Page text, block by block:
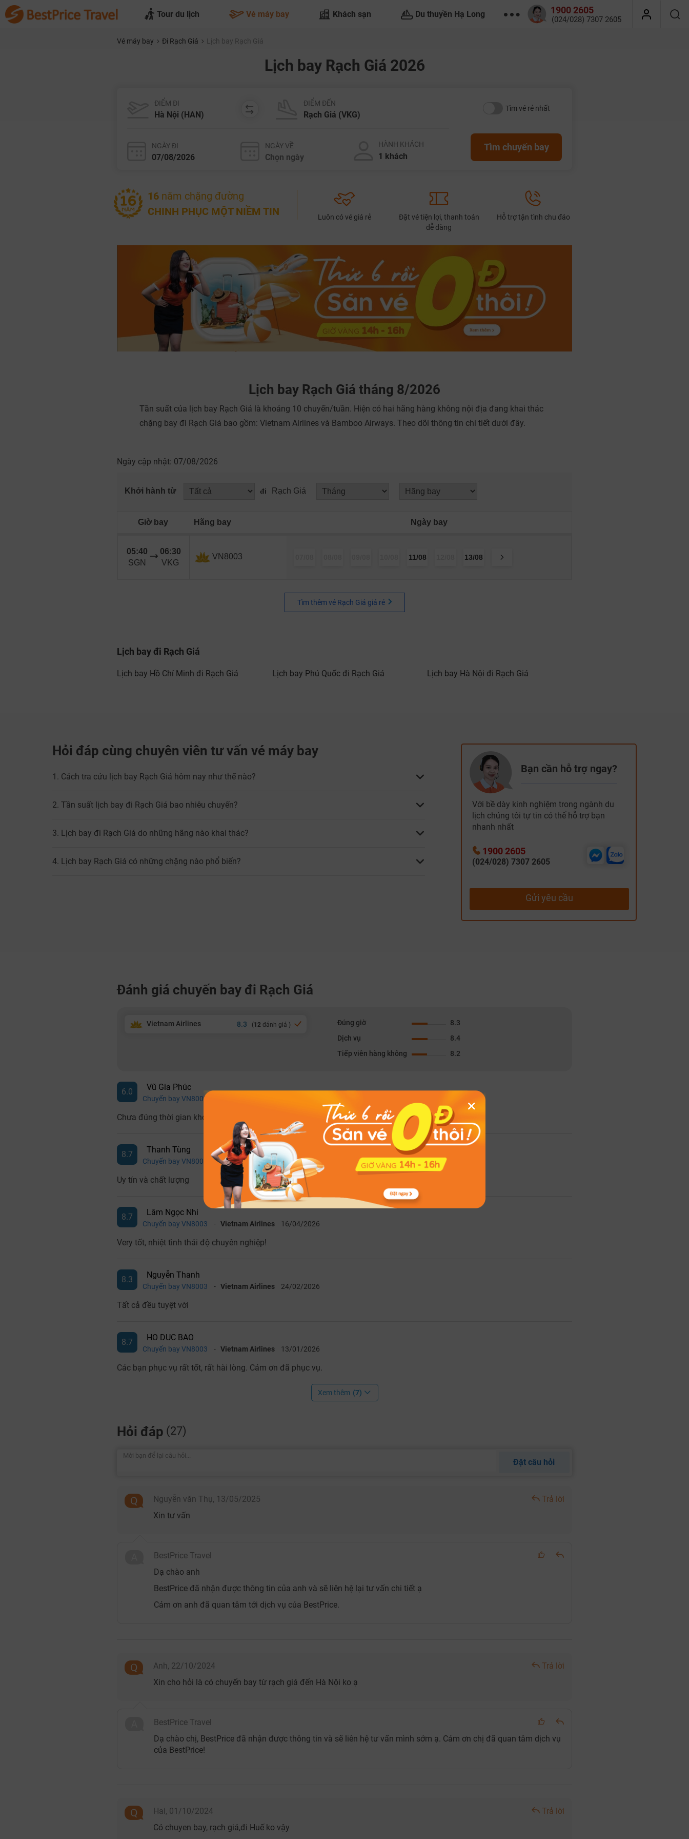
Tour du lịch Vé máy bay Khách sạn Du thuyền Hạ Long 1900 2605
(024/028) 7307 2605
Vé máy bay Đi Rạch Giá Lịch bay Rạch Giá
Lịch bay Rạch Giá 2026
ĐIỂM ĐI ĐIỂM ĐẾN
NGÀY ĐI NGÀY VỀ HÀNH KHÁCH
Tìm vé rẻ nhất
Tìm chuyến bay
16 năm chặng đường
CHINH PHỤC MỘT NIỀM TIN
Luôn có vé giá rẻ
Đặt vé tiện lợi, thanh toán
dễ dàng
Hỗ trợ tận tình chu đáo
Lịch bay Rạch Giá tháng 8/2026
Tần suất của lịch bay Rạch Giá là khoảng 10 chuyến/tuần. Hiện có hai hãng hàng không nội địa đang khai thác
chặng bay đi Rạch Giá bao gồm: Vietnam Airlines và Bamboo Airways. Theo dõi thông tin chi tiết dưới đây.
Ngày cập nhật: 07/08/2026
Khởi hành từ đi Rạch Giá
Giờ bay Hãng bay Ngày bay
05:40
SGN
06:30
VKG
VN8003 11/08 13/08
Tìm thêm vé Rạch Giá giá rẻ
Lịch bay đi Rạch Giá
Lịch bay Hồ Chí Minh đi Rạch Giá Lịch bay Phú Quốc đi Rạch Giá Lịch bay Hà Nội đi Rạch Giá
Hỏi đáp cùng chuyên viên tư vấn vé máy bay
1. Cách tra cứu lịch bay Rạch Giá hôm nay như thế nào?
2. Tần suất lịch bay đi Rạch Giá bao nhiêu chuyến?
3. Lịch bay đi Rạch Giá do những hãng nào khai thác?
4. Lịch bay Rạch Giá có những chặng nào phổ biến?
Bạn cần hỗ trợ ngay?
Với bề dày kinh nghiệm trong ngành du
lịch chúng tôi tự tin có thể hỗ trợ bạn
nhanh nhất
1900 2605
(024/028) 7307 2605
Gửi yêu cầu
Đánh giá chuyến bay đi Rạch Giá
Vietnam Airlines 8.3 (12 đánh giá ) Đúng giờ
8.3
Dịch vụ
8.4
Tiếp viên hàng không
8.2
6.0 Vũ Gia Phúc
Chuyến bay VN8003
Chưa đúng thời gian khởi hành, còn chậm so với thực tế.
8.7 Thanh Tùng
Chuyến bay VN8003 -Vietnam Airlines28/04/2026
Uy tín và chất lượng
8.7 Lâm Ngọc Nhi
Chuyến bay VN8003 - Vietnam Airlines 16/04/2026
Very tốt, nhiệt tình thái độ chuyên nghiệp!
8.3 Nguyễn Thanh
Chuyến bay VN8003 - Vietnam Airlines 24/02/2026
Tất cả đều tuyệt vời
8.7 HO DUC BAO
Chuyến bay VN8003 - Vietnam Airlines 13/01/2026
Các bạn phục vụ rất tốt, rất hài lòng. Cảm ơn đã phục vụ.
Xem thêm (7)
Hỏi đáp (27)
Đặt câu hỏi
Nguyễn văn Thụ, 13/05/2025
Trả lời
Xin tư vấn
BestPrice Travel
Dạ chào anh
BestPrice đã nhận được thông tin của anh và sẽ liên hệ lại tư vấn chi tiết ạ
Cảm ơn anh đã quan tâm tới dịch vụ của BestPrice.
Anh, 22/10/2024
Trả lời
Xin cho hỏi là có chuyến bay từ rạch giá đến Hà Nội ko ạ
BestPrice Travel
Dạ chào chị, BestPrice đã nhận được thông tin và sẽ liên hệ tư vấn mình sớm ạ. Cảm ơn chị đã quan tâm dịch vụ
của BestPrice!
Hai, 01/10/2024
Trả lời
Có chuyen bay, rạch giá,đi Huế ko vậy
TƯ VẤN NGAY
TƯ VẤN NGAY
TƯ VẤN NGAY
TƯ VẤN NGAY
NHẬN ƯU ĐÃI NGAY
TƯ VẤN NGAY